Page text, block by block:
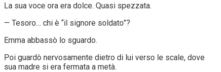
La sua voce ora era dolce. Quasi spezzata.
— Tesoro… chi è “il signore soldato”?
Emma abbassò lo sguardo.
Poi guardò nervosamente dietro di lui verso le scale, dove
sua madre si era fermata a metà.